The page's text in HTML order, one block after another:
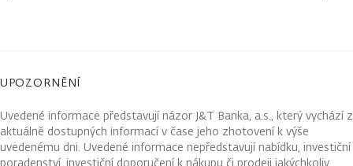
UPOZORNĚNÍ
Uvedené informace představují názor J&T Banka, a.s., který vychází z
aktuálně dostupných informací v čase jeho zhotovení k výše
uvedenému dni. Uvedené informace nepředstavují nabídku, investiční
poradenství, investiční doporučení k nákupu či prodeji jakýchkoliv